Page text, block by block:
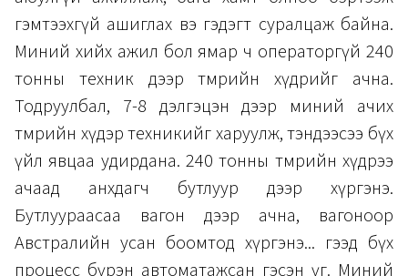
гэмтээхгүй ашиглах вэ гэдэгт суралцаж байна.
Миний хийх ажил бол ямар ч операторгүй 240
тонны техник дээр төмрийн хүдрийг ачна.
Тодруулбал, 7-8 дэлгэцэн дээр миний ачих
төмрийн хүдэр техникийг харуулж, тэндээсээ бүх
үйл явцаа удирдана. 240 тонны төмрийн хүдрээ
ачаад анхдагч бутлуур дээр хүргэнэ.
Бутлуураасаа вагон дээр ачна, вагоноор
Австралийн усан боомтод хүргэнэ... гээд бүх
процесс бүрэн автоматажсан гэсэн үг. Миний